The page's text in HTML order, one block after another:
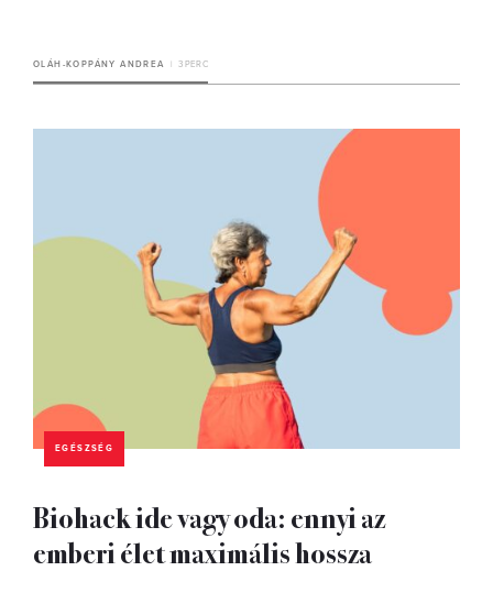
OLÁH-KOPPÁNY ANDREA 3 PERC
EGÉSZSÉG
Biohack ide vagy oda: ennyi az
emberi élet maximális hossza